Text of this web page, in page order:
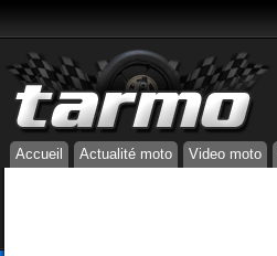
Accueil Actualité moto Video moto